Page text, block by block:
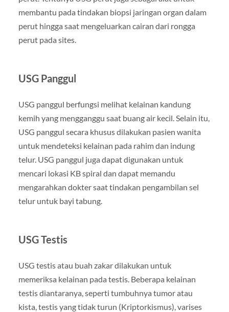
membantu pada tindakan biopsi jaringan organ dalam
perut hingga saat mengeluarkan cairan dari rongga
perut pada sites.
USG Panggul
USG panggul berfungsi melihat kelainan kandung
kemih yang mengganggu saat buang air kecil. Selain itu,
USG panggul secara khusus dilakukan pasien wanita
untuk mendeteksi kelainan pada rahim dan indung
telur. USG panggul juga dapat digunakan untuk
mencari lokasi KB spiral dan dapat memandu
mengarahkan dokter saat tindakan pengambilan sel
telur untuk bayi tabung.
USG Testis
USG testis atau buah zakar dilakukan untuk
memeriksa kelainan pada testis. Beberapa kelainan
testis diantaranya, seperti tumbuhnya tumor atau
kista, testis yang tidak turun (Kriptorkismus), varises